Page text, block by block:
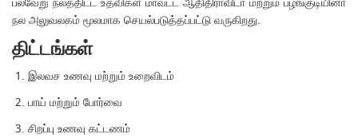
நல அலுவலகம் மூலமாக செயல்படுத்தப்பட்டு வருகிறது.
திட்டங்கள்
இலவச உணவு மற்றும் உறைவிடம்
பாய் மற்றும் போர்வை
சிறப்பு உணவு கட்டணம்